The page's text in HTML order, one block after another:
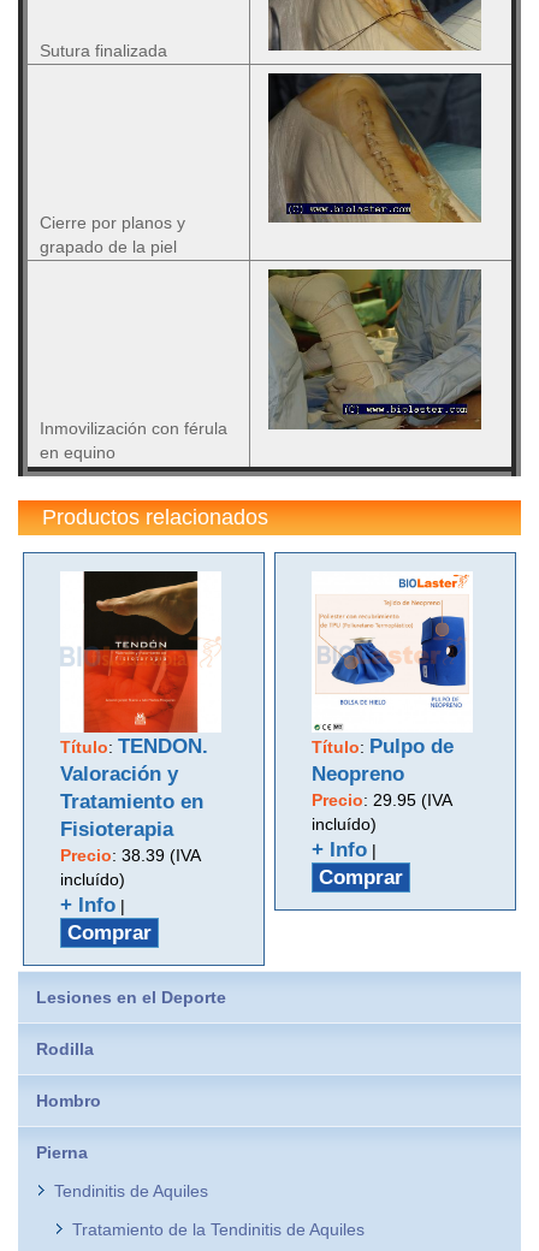
Sutura finalizada
Cierre por planos y
grapado de la piel
Inmovilización con férula
en equino
Productos relacionados
Título:TENDON.
Valoración y
Tratamiento en
Fisioterapia
Precio:38.39 (IVA
incluído)
+ Info |
Comprar
Título: Pulpo de
Neopreno
Precio: 29.95 (IVA
incluído)
+ Info |
Comprar
Lesiones en el Deporte
Rodilla
Hombro
Pierna
Tendinitis de Aquiles
Tratamiento de la Tendinitis de Aquiles